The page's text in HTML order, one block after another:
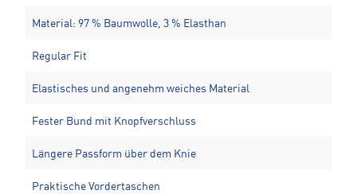
Material: 97 % Baumwolle, 3 % Elasthan
Regular Fit
Elastisches und angenehm weiches Material
Fester Bund mit Knopfverschluss
Längere Passform über dem Knie
Praktische Vordertaschen